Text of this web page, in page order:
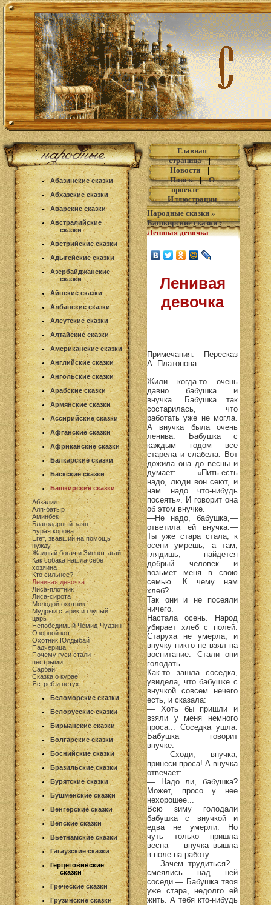
Абазинские сказки
Абхазские сказки
Аварские сказки
Австралийские
сказки
Австрийские сказки
Адыгейские сказки
Азербайджанские
сказки
Айнские сказки
Албанские сказки
Алеутские сказки
Алтайские сказки
Американские сказки
Английские сказки
Ангольские сказки
Арабские сказки
Армянские сказки
Ассирийские сказки
Афганские сказки
Африканские сказки
Балкарские сказки
Баскские сказки
Башкирские сказки
Абзалил
Алп-батыр
Аминбек
Благодарный заяц
Бурая корова
Егет, звавший на помощь
нужду
Жадный богач и Зиннят-агай
Как собака нашла себе
хозяина
Кто сильнее?
Ленивая девочка
Лиса-плотник
Лиса-сирота
Молодой охотник
Мудрый старик и глупый
царь
Непобедимый Чемид-Чудзин
Озорной кот
Охотник Юлдыбай
Падчерица
Почему гуси стали
пёстрыми
Сарбай
Сказка о курае
Ястреб и петух
Беломорские сказки
Белорусские сказки
Бирманские сказки
Болгарские сказки
Боснийские сказки
Бразильские сказки
Бурятские сказки
Бушменские сказки
Венгерские сказки
Вепские сказки
Вьетнамские сказки
Гагаузские сказки
Герцеговинские
сказки
Греческие сказки
Грузинские сказки
Главная
страница|
Новости|
Поиск|О
проекте|
Иллюстрации
Народные сказки »
Башкирские сказки:
Ленивая девочка
Ленивая
девочка
Примечания: Пересказ
А. Платонова
Жили когда-то очень
давно бабушка и
внучка. Бабушка так
состарилась, что
работать уже не могла.
А внучка была очень
ленива. Бабушка с
каждым годом все
старела и слабела. Вот
дожила она до весны и
думает: «Пить-есть
надо, люди вон сеют, и
нам надо что-нибудь
посеять». И говорит она
об этом внучке.
—Не надо, бабушка,—
ответила ей внучка.—
Ты уже стара стала, к
осени умрешь, а там,
глядишь, найдется
добрый человек и
возьмет меня в свою
семью. К чему нам
хлеб?
Так они и не посеяли
ничего.
Настала осень. Народ
убирает хлеб с полей.
Старуха не умерла, и
внучку никто не взял на
воспитание. Стали они
голодать.
Как-то зашла соседка,
увидела, что бабушке с
внучкой совсем нечего
есть, и сказала:
— Хоть бы пришли и
взяли у меня немного
проса... Соседка ушла.
Бабушка говорит
внучке:
— Сходи, внучка,
принеси проса! А внучка
отвечает:
— Надо ли, бабушка?
Может, просо у нее
нехорошее...
Всю зиму голодали
бабушка с внучкой и
едва не умерли. Но
чуть только пришла
весна — внучка вышла
в поле на работу.
— Зачем трудиться?—
смеялись над ней
соседи.— Бабушка твоя
уже стара, недолго ей
жить. А тебя кто-нибудь